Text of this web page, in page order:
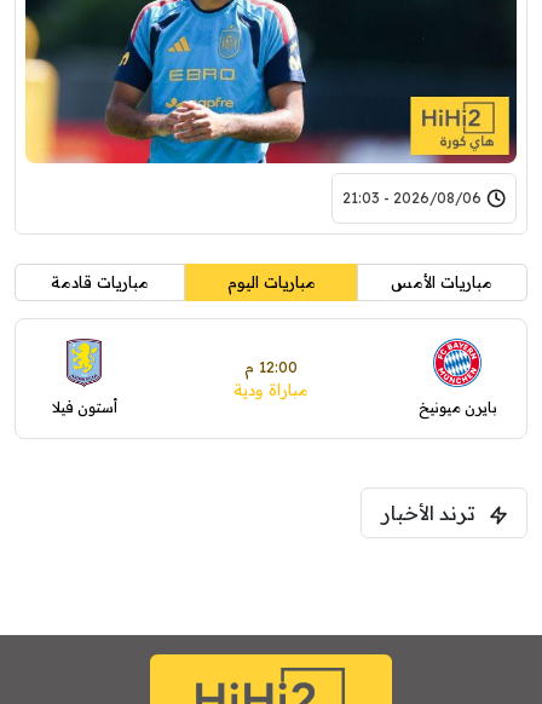
2026/08/06 - 21:03
مباريات الأمس مباريات اليوم مباريات قادمة
بايرن ميونيخ
12:00 م
مباراة ودية
أستون فيلا
ترند الأخبار